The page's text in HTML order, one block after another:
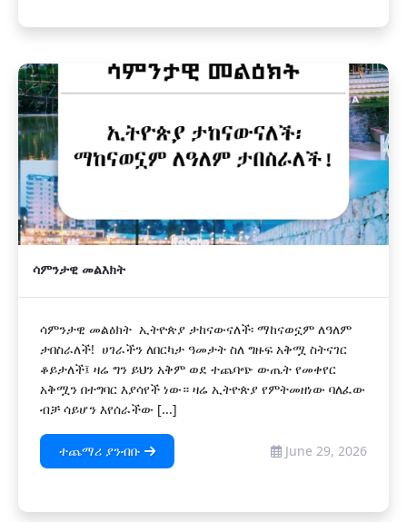
ሳምንታዊ መልእክት
ሳምንታዊ መልዕክት ኢትዮጵያ ታከናውናለች፡ ማከናወኗም ለዓለም
ታበስራለች! ሀገራችን ለበርካታ ዓመታት ስለ ግዙፍ አቅሟ ስትናገር
ቆይታለች፤ ዛሬ ግን ይህን አቅም ወደ ተጨባጭ ውጤት የመቀየር
አቅሟን በተግባር እያሳየች ነው። ዛሬ ኢትዮጵያ የምትመዘነው ባለፈው
ብቻ ሳይሆን እየሰራችው [...]
ተጨማሪ ያንብቡ June 29, 2026